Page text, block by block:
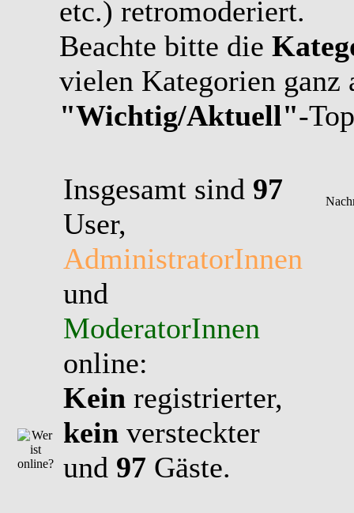
etc.) retromoderiert.
Beachte bitte die
vielen Kategorien ganz
"Wichtig/Aktuell"-
Insgesamt sind 97
User,
AdministratorInnen
und
ModeratorInnen
online:
Kein registrierter,
kein versteckter
und 97 Gäste.